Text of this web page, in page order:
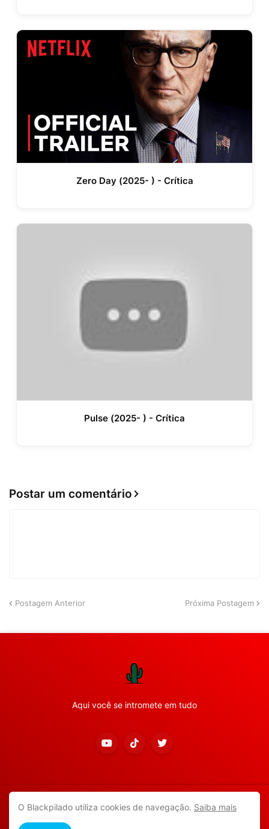
Zero Day (2025- ) - Crítica
Pulse (2025- ) - Crítica
Postar um comentário
Postagem Anterior Próxima Postagem
Aqui você se intromete em tudo
Copyright ©2026Todos os direitos reservados.
APP ANDROID
O Blackpilado utiliza cookies de navegação. Saiba mais